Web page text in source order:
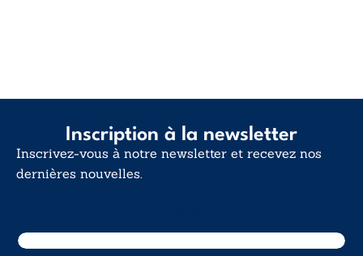
Inscription à la newsletter
Inscrivez-vous à notre newsletter et recevez nos
dernières nouvelles.